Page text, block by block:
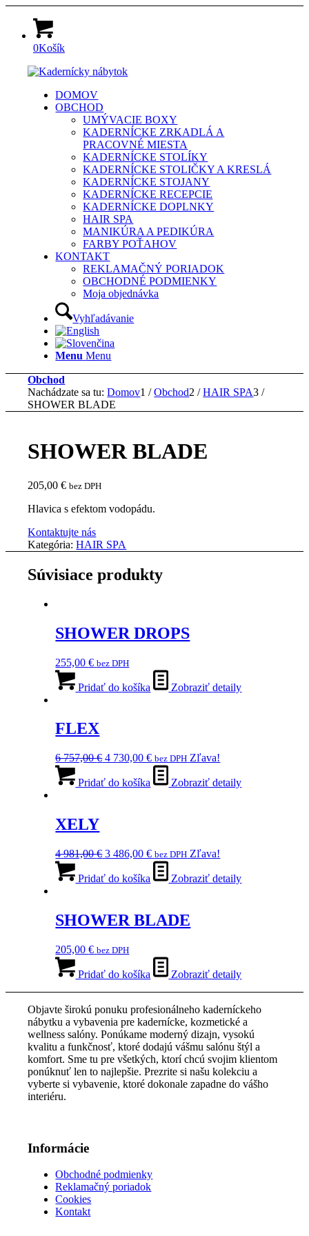
0Košík
DOMOV
OBCHOD
UMÝVACIE BOXY
KADERNÍCKE ZRKADLÁ A
PRACOVNÉ MIESTA
KADERNÍCKE STOLÍKY
KADERNÍCKE STOLIČKY A KRESLÁ
KADERNÍCKE STOJANY
KADERNÍCKE RECEPCIE
KADERNÍCKE DOPLNKY
HAIR SPA
MANIKÚRA A PEDIKÚRA
FARBY POŤAHOV
KONTAKT
REKLAMAČNÝ PORIADOK
OBCHODNÉ PODMIENKY
Moja objednávka
Vyhľadávanie
Menu Menu
Obchod
Nachádzate sa tu: Domov1 / Obchod2 / HAIR SPA3 /
SHOWER BLADE
SHOWER BLADE
205,00€ bez DPH
Hlavica s efektom vodopádu.
Kontaktujte nás
Kategória:HAIR SPA
Súvisiace produkty
SHOWER DROPS
255,00€ bez DPH
Pridať do košíka Zobraziť detaily
FLEX
6 757,00€ Pôvodná
bola:
4 730,00€Aktuálna
cena
je:
bez DPH Zľava!
Pridať do košíka Zobraziť detaily
XELY
4 981,00€ Pôvodná
bola:
3 486,00€Aktuálna
cena
je:
bez DPH Zľava!
Pridať do košíka Zobraziť detaily
SHOWER BLADE
205,00€ bez DPH
Pridať do košíka Zobraziť detaily
Objavte širokú ponuku profesionálneho kaderníckeho
nábytku a vybavenia pre kadernícke, kozmetické a
wellness salóny. Ponúkame moderný dizajn, vysokú
kvalitu a funkčnosť, ktoré dodajú vášmu salónu štýl a
komfort. Sme tu pre všetkých, ktorí chcú svojim klientom
ponúknuť len to najlepšie. Prezrite si našu kolekciu a
vyberte si vybavenie, ktoré dokonale zapadne do vášho
interiéru.
Informácie
Obchodné podmienky
Reklamačný poriadok
Cookies
Kontakt